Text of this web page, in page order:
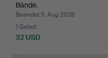
Bände.
Beendet 5. Aug 2026
1 Gebot
32 USD